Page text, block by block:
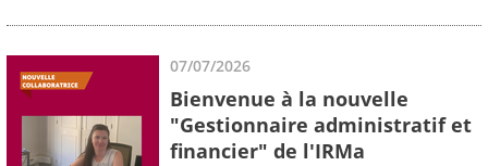
07/07/2026
Bienvenue à la nouvelle
"Gestionnaire administratif et
financier" de l'IRMa